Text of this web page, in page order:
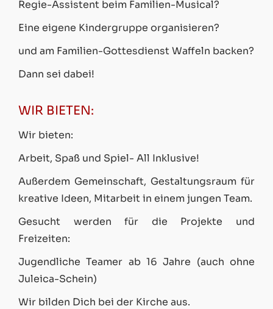
Regie-Assistent beim Familien-Musical?
Eine eigene Kindergruppe organisieren?
und am Familien-Gottesdienst Waffeln backen?
Dann sei dabei!
WIR BIETEN:
Wir bieten:
Arbeit, Spaß und Spiel- All Inklusive!
Außerdem Gemeinschaft, Gestaltungsraum für
kreative Ideen, Mitarbeit in einem jungen Team.
Gesucht werden für die Projekte und
Freizeiten:
Jugendliche Teamer ab 16 Jahre (auch ohne
Juleica-Schein)
Wir bilden Dich bei der Kirche aus.